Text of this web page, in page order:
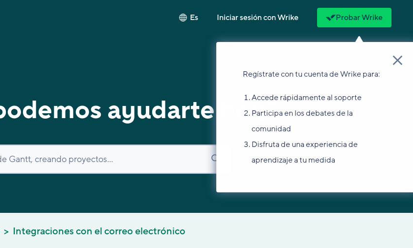
Es Iniciar sesión con Wrike Probar Wrike
Regístrate con tu cuenta de Wrike para:
Accede rápidamente al soporte
Participa en los debates de la
comunidad
Disfruta de una experiencia de
aprendizaje a tu medida
ayudarte hoy?
Integraciones con el correo electrónico